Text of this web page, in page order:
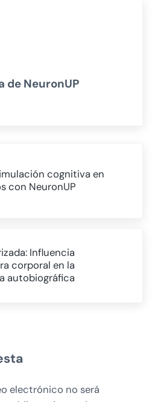
de NeuronUP
cognitiva en
con NeuronUP
Influencia
corporal en la
autobiográfica
electrónico no será